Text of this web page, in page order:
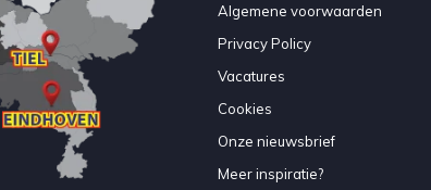
Algemene voorwaarden
Privacy Policy
Vacatures
Cookies
Onze nieuwsbrief
Meer inspiratie?